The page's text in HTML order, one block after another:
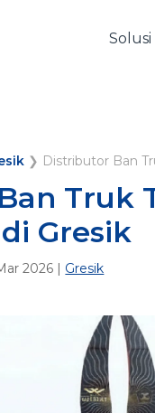
Solusi
❯ Distributor Ban
Truk
Gresik
2026 | Gresik